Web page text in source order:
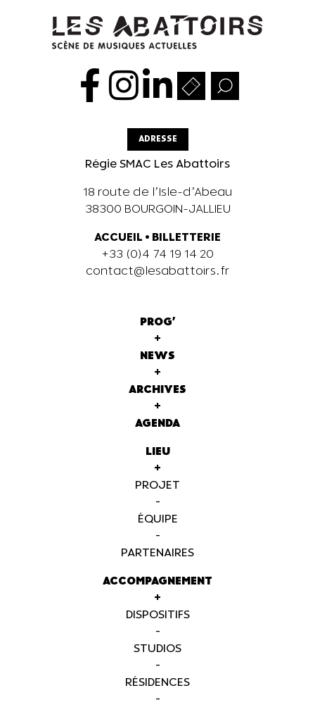
ADRESSE
Régie SMAC Les Abattoirs
18 route de l’Isle-d’Abeau
38300 BOURGOIN-JALLIEU
ACCUEIL • BILLETTERIE
+33 (0)4 74 19 14 20
contact@lesabattoirs.fr
PROG'
+
NEWS
+
ARCHIVES
+
AGENDA
LIEU
+
PROJET
-
ÉQUIPE
-
PARTENAIRES
ACCOMPAGNEMENT
+
DISPOSITIFS
-
STUDIOS
-
RÉSIDENCES
-